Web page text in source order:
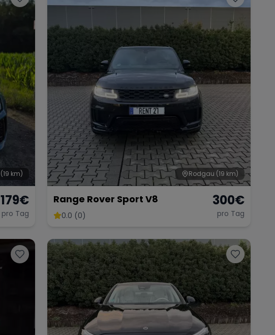
(19 km)
179€
pro Tag
Rodgau (19 km)
Range Rover Sport V8
0.0 (0)
300€
pro Tag